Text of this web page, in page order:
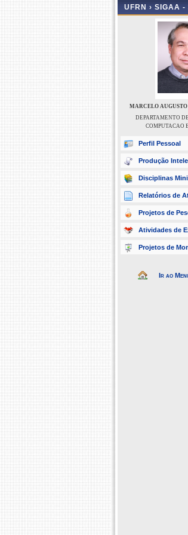
UFRN › SIGAA
MARCELO
DEPARTAMENTO
COMPUTACAO
Perfil Pessoal
Produção
Disciplinas
Relatórios de
Projetos de
Atividades de
Projetos de
Ir ao